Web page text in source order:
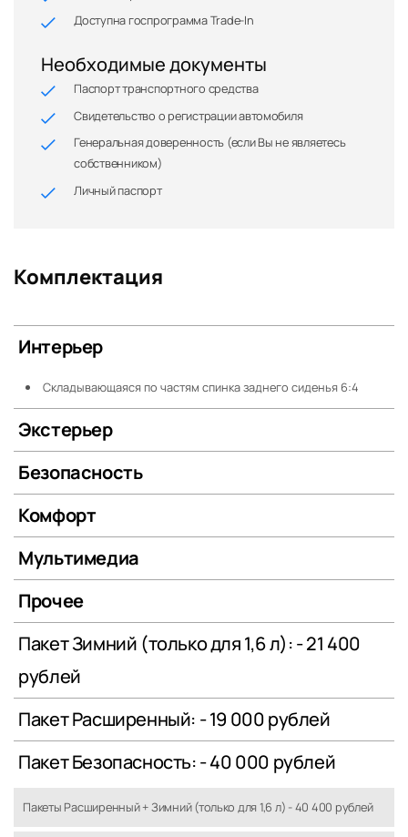
Доступна госпрограмма Trade-In
Необходимые документы
Паспорт транспортного средства
Свидетельство о регистрации автомобиля
Генеральная доверенность (если Вы не являетесь
собственником)
Личный паспорт
Комплектация
Интерьер
Складывающаяся по частям спинка заднего сиденья 6:4
Экстерьер
Безопасность
Комфорт
Мультимедиа
Прочее
Пакет Зимний (только для 1,6 л): - 21 400
рублей
Пакет Расширенный: - 19 000 рублей
Пакет Безопасность: - 40 000 рублей
Пакеты Расширенный + Зимний (только для 1,6 л) - 40 400 рублей